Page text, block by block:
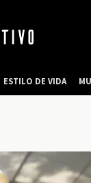
ESTILO DE VIDA